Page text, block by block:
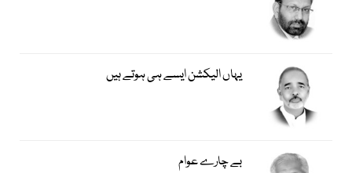
یہاں الیکشن ایسے ہی ہوتے ہیں
بے چارے عوام